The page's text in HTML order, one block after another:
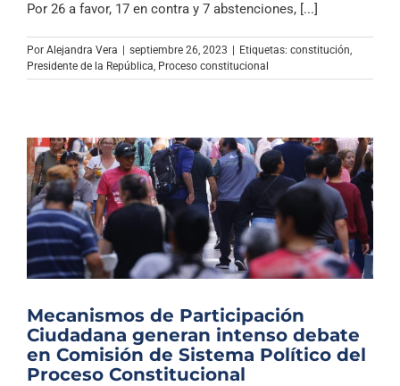
Por 26 a favor, 17 en contra y 7 abstenciones, [...]
Por Alejandra Vera septiembre 26, 2023 Etiquetas: constitución,
Presidente de la República, Proceso constitucional
Mecanismos de Participación
Ciudadana generan intenso debate
en Comisión de Sistema Político del
Proceso Constitucional